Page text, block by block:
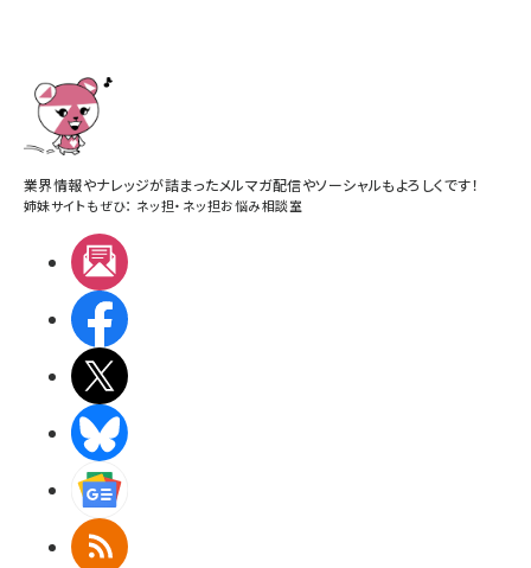
業界情報やナレッジが詰まったメルマガ配信やソーシャルもよろしくです！
姉妹サイトもぜひ： ネッ担・ ネッ担お悩み相談室
RSS